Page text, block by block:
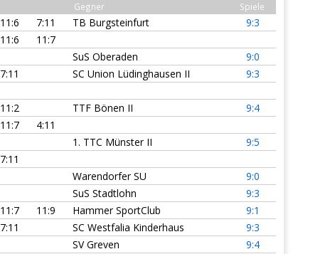
Gegner Spiele
11:6 7:11 TB Burgsteinfurt
9:3
11:6
11:7
SuS Oberaden
9:0
7:11 SC Union Lüdinghausen II
9:3
11:2 TTF Bönen II
9:4
11:7
4:11
1. TTC Münster II
9:5
7:11
Warendorfer SU
9:0
SuS Stadtlohn
9:3
11:7 11:9 Hammer SportClub
9:1
7:11 SC Westfalia Kinderhaus
9:3
SV Greven
9:4